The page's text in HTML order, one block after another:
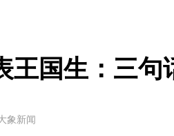
王国生：三句
象新闻